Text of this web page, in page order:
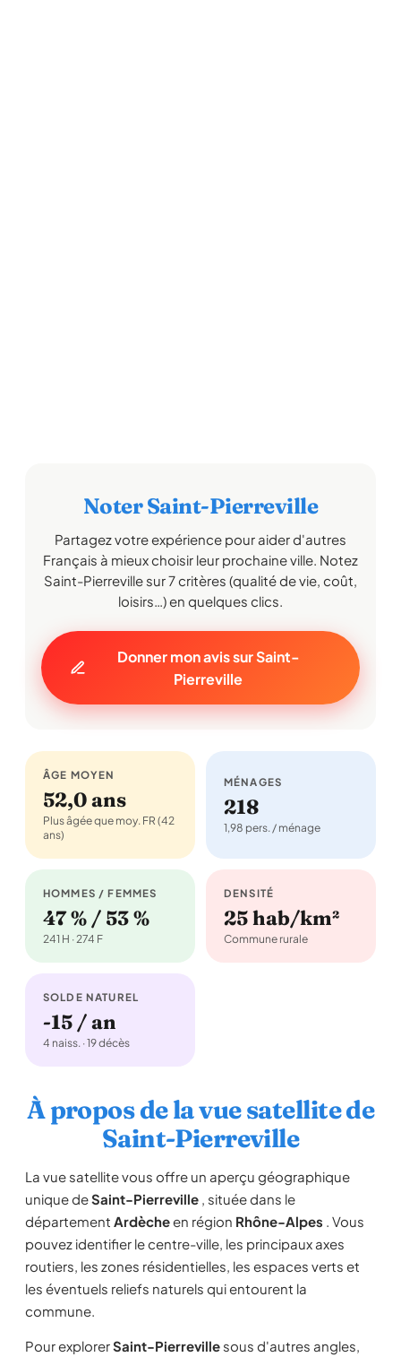
Noter Saint-Pierreville
Partagez votre expérience pour aider d'autres
Français à mieux choisir leur prochaine ville. Notez
Saint-Pierreville sur 7 critères (qualité de vie, coût,
loisirs…) en quelques clics.
Donner mon avis sur Saint-
Pierreville
ÂGE MOYEN
52,0 ans
Plus âgée que moy. FR (42
ans)
MÉNAGES
218
1,98 pers. / ménage
HOMMES / FEMMES
47 % / 53 %
241 H · 274 F
DENSITÉ
25 hab/km²
Commune rurale
SOLDE NATUREL
-15 / an
4 naiss. · 19 décès
À propos de la vue satellite de
Saint-Pierreville
La vue satellite vous offre un aperçu géographique
unique deSaint-Pierreville , située dans le
département Ardècheen région Rhône-Alpes . Vous
pouvez identifier le centre-ville, les principaux axes
routiers, les zones résidentielles, les espaces verts et
les éventuels reliefs naturels qui entourent la
commune.
Pour explorerSaint-Pierreville sous d'autres angles,